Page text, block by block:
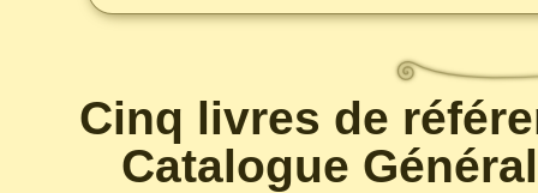
Cinq livres de
Catalogue